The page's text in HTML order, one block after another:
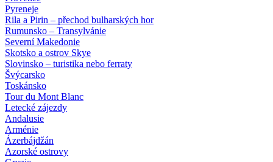
Pyreneje
Rila a Pirin – přechod bulharských hor
Rumunsko – Transylvánie
Severní Makedonie
Skotsko a ostrov Skye
Slovinsko – turistika nebo ferraty
Švýcarsko
Toskánsko
Tour du Mont Blanc
Letecké zájezdy
Andalusie
Arménie
Ázerbájdžán
Azorské ostrovy